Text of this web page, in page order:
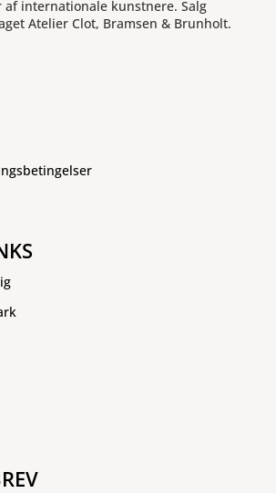
internationale kunstnere. Salg
Atelier Clot, Bramsen & Brunholt.